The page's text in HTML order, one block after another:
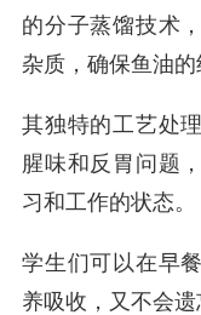
的分子蒸馏技术
杂质，确保鱼油的
其独特的工艺处
腥味和反胃问题
习和工作的状态。
学生们可以在早
养吸收，又不会遗